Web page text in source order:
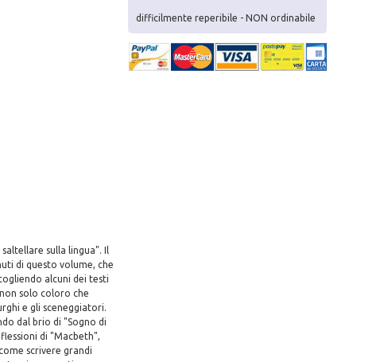
sulla lingua". Il
di questo volume, che
alcuni dei testi
solo coloro che
e gli sceneggiatori.
dal brio di "Sogno di
di "Macbeth",
scrivere grandi
difficilmente reperibile - NON ordinabile
Interessato ai nostri libri?
Allora iscriviti alla nostra newsletter!
Sarai informato delle nostre novità, potrai
comunque cancellarti quando desideri.